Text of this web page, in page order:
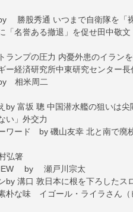
勝股秀通 いつまで自衛隊を「
「名誉ある撤退」を促せ田中敬
ランプの圧力 内憂外患のイラン
ー経済研究所中東研究センター長
相米周二
by 富坂 聰 中国潜水艦の狙いは尖
い」外交力
ワード by 磯山友幸 北と南で廃
弘箸
by 瀬戸川宗太
by 溝口 敦日本に根を下ろしたス
朴な味 イゴール・ライラさん（